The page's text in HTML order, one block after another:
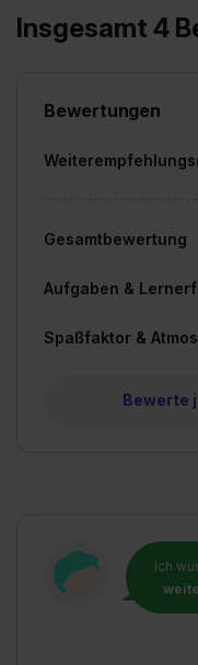
Insgesamt 4
Ich
Bewertungen
Gesamtbewertung
Aufgaben &
Spaßfaktor &
Bewerte